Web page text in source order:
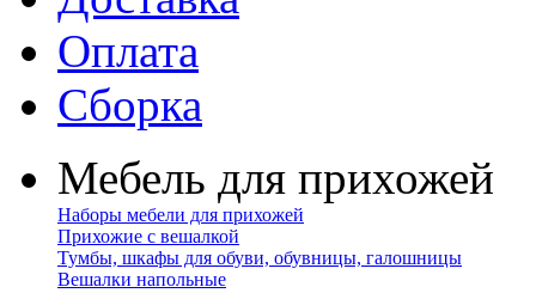
Оплата
Сборка
Мебель для прихожей
Наборы мебели для прихожей
Прихожие с вешалкой
Тумбы, шкафы для обуви, обувницы, галошницы
Вешалки напольные